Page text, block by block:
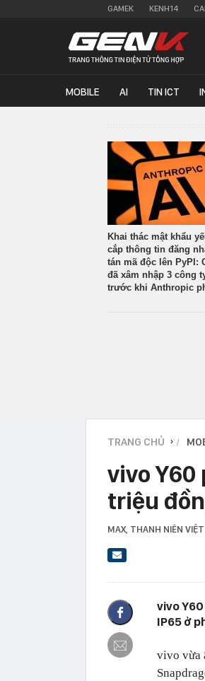
GAMEK KENH14
MOBILE AI TIN ICT
Khai thác mật khẩu
cắp thông tin đăng
tán mã độc lên PyPI:
đã xâm nhập 3 công
trước khi Anthropic
TRANG CHỦ ›
vivo
triệu
MAX, THANH NIÊN VIỆT
vivo
IP65 ở
vivo vừa